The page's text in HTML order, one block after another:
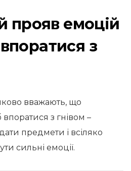
прояв емоцій
з
вважають, що
з гнівом –
предмети і всіляко
сильні емоції.